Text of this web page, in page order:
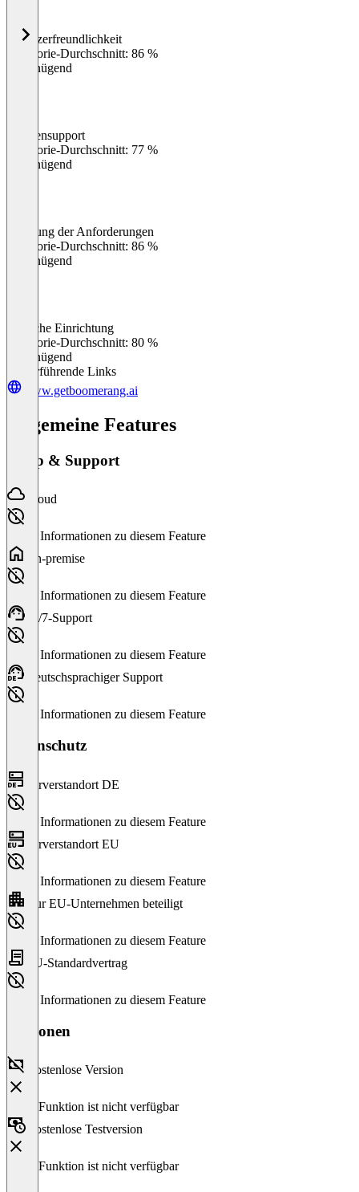
%
Benutzerfreundlichkeit
Kategorie-Durchschnitt: 86 %
Ungenügend
Kundensupport
Kategorie-Durchschnitt: 77 %
Ungenügend
Erfüllung der Anforderungen
Kategorie-Durchschnitt: 86 %
Ungenügend
Einfache Einrichtung
Kategorie-Durchschnitt: 80 %
Ungenügend
Weiterführende Links
www.getboomerang.ai
Allgemeine Features
Setup & Support
Cloud
Keine Informationen zu diesem Feature
On-premise
Keine Informationen zu diesem Feature
24/7-Support
Keine Informationen zu diesem Feature
Deutschsprachiger Support
Keine Informationen zu diesem Feature
Datenschutz
Serverstandort DE
Keine Informationen zu diesem Feature
Serverstandort EU
Keine Informationen zu diesem Feature
Nur EU-Unternehmen beteiligt
Keine Informationen zu diesem Feature
EU-Standardvertrag
Keine Informationen zu diesem Feature
Versionen
Kostenlose Version
Diese Funktion ist nicht verfügbar
Kostenlose Testversion
Diese Funktion ist nicht verfügbar